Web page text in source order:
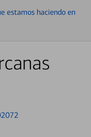
estamos haciendo en